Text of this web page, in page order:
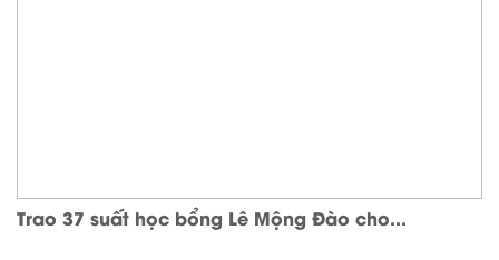
Trao 37 suất học bổng Lê Mộng Đào cho...